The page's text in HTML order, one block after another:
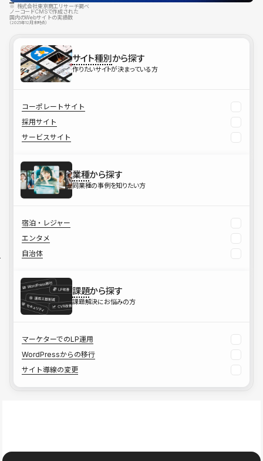
※ 株式会社東京商工リサーチ調べ
ノーコードCMSで作成された
国内のWebサイトの実績数
（2025年12月末時点）
サイト種別から探す
作りたいサイトが決まっている方
コーポレートサイト
採用サイト
サービスサイト
業種から探す
同業種の事例を知りたい方
宿泊・レジャー
エンタメ
自治体
課題から探す
課題解決にお悩みの方
マーケターでのLP運用
WordPressからの移行
サイト導線の変更